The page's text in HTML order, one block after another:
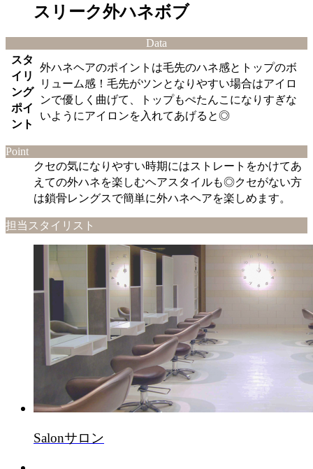
スリーク外ハネボブ
Data
スタ
イリ
ング
ポイ
ント
外ハネヘアのポイントは毛先のハネ感とトップのボ
リューム感！毛先がツンとなりやすい場合はアイロ
ンで優しく曲げて、トップもぺたんこになりすぎな
いようにアイロンを入れてあげると◎
Point
クセの気になりやすい時期にはストレートをかけてあ
えての外ハネを楽しむヘアスタイルも◎クセがない方
は鎖骨レングスで簡単に外ハネヘアを楽しめます。
担当スタイリスト
Salonサロン